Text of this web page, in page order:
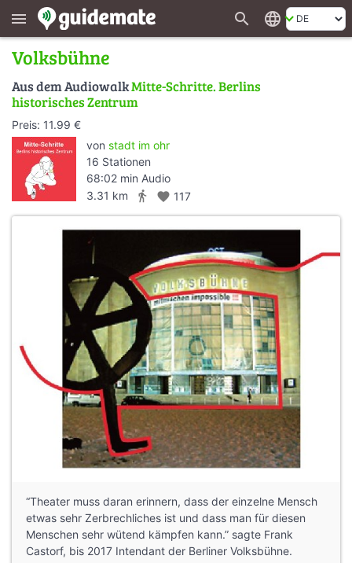
menu search language
Volksbühne
Aus dem AudiowalkMitte-Schritte. Berlins
historisches Zentrum
Preis: 11.99 €
von stadt im ohr
16 Stationen
68:02 min Audio
3.31 km
directions_walk favorite 117
“Theater muss daran erinnern, dass der einzelne Mensch
etwas sehr Zerbrechliches ist und dass man für diesen
Menschen sehr wütend kämpfen kann.” sagte Frank
Castorf, bis 2017 Intendant der Berliner Volksbühne.